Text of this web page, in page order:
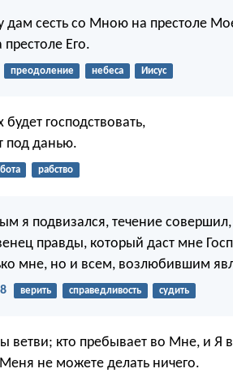
сесть со Мною на престоле
Его.
преодоление небеса Иисус
господствовать,
под данью.
рабство
я подвизался, течение совершил,
правды, который даст мне
мне, но и всем, возлюбившим
верить справедливость судить
ветви; кто пребывает во Мне, и Я
не можете делать ничего.